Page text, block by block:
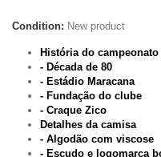
Condition: New product
História do
- Década de 80
- Estádio Maracana
- Fundação do clube
- Craque Zico
Detalhes da camisa
- Algodão com viscose
- Escudo e logomarca